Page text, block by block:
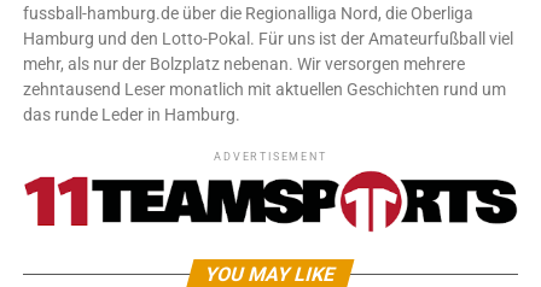
fussball-hamburg.de über die Regionalliga Nord, die Oberliga
Hamburg und den Lotto-Pokal. Für uns ist der Amateurfußball viel
mehr, als nur der Bolzplatz nebenan. Wir versorgen mehrere
zehntausend Leser monatlich mit aktuellen Geschichten rund um
das runde Leder in Hamburg.
ADVERTISEMENT
YOU MAY LIKE